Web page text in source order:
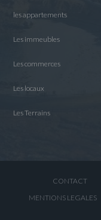
les appartements
Les immeubles
Les commerces
Les locaux
Les Terrains
CONTACT
MENTIONS LEGALES